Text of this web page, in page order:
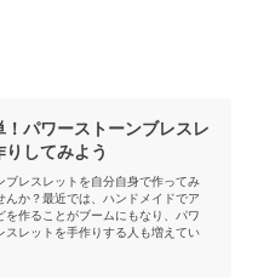
！パワーストーンブレスレ
りしてみよう
ブレスレットを自分自身で作ってみ
んか？最近では、ハンドメイドでア
を作ることがブームにもなり、パワ
スレットを手作りする人も増えてい